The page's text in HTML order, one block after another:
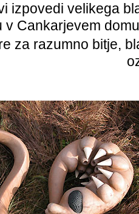
izpovedi velikega
v Cankarjevem
za razumno bitje,